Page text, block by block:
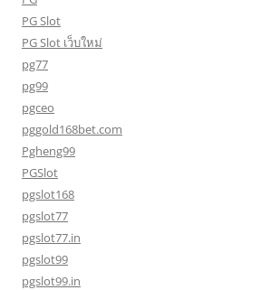
PG Slot
PG Slot เว็บใหม่
pg77
pg99
pgceo
pggold168bet.com
Pgheng99
PGSlot
pgslot168
pgslot77
pgslot77.in
pgslot99
pgslot99.in